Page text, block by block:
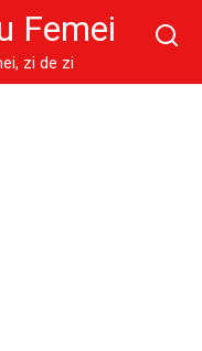
Femei
zi de zi